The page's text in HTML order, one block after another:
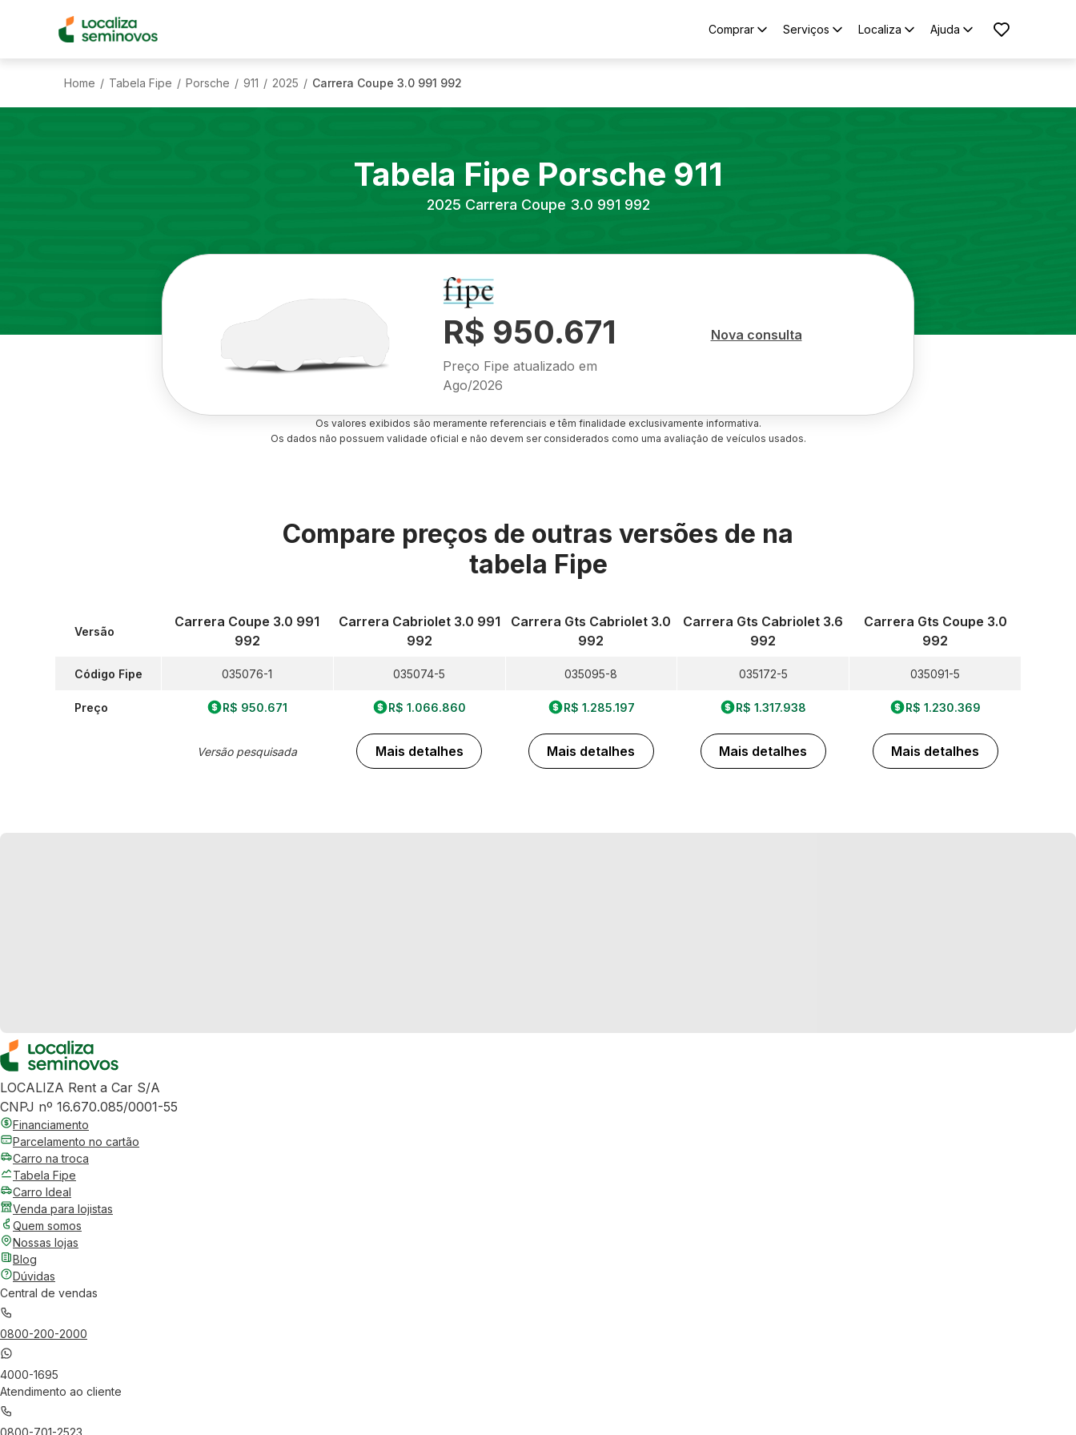
Comprar Serviços Localiza Ajuda
Home / Tabela Fipe / Porsche / 911 / 2025 / Carrera Coupe 3.0 991 992
Tabela Fipe Porsche 911
2025 Carrera Coupe 3.0 991 992
R$ 950.671
Preço Fipe atualizado em
Ago/2026
Nova consulta
Os valores exibidos são meramente referenciais e têm finalidade exclusivamente informativa.
Os dados não possuem validade oficial e não devem ser considerados como uma avaliação de veículos usados.
Compare preços de outras versões de na
tabela Fipe
Versão
Código Fipe
Preço
Carrera Coupe 3.0 991
992
035076-1
R$ 950.671
Versão pesquisada
Carrera Cabriolet 3.0 991
992
035074-5
R$ 1.066.860
Mais detalhes
Carrera Gts Cabriolet 3.0
992
035095-8
R$ 1.285.197
Mais detalhes
Carrera Gts Cabriolet 3.6
992
035172-5
R$ 1.317.938
Mais detalhes
Carrera Gts Coupe 3.0
992
035091-5
R$ 1.230.369
Mais detalhes
LOCALIZA Rent a Car S/A
CNPJ nº 16.670.085/0001-55
Financiamento
Parcelamento no cartão
Carro na troca
Tabela Fipe
Carro Ideal
Venda para lojistas
Quem somos
Nossas lojas
Blog
Dúvidas
Central de vendas
0800-200-2000
4000-1695
Atendimento ao cliente
0800-701-2523